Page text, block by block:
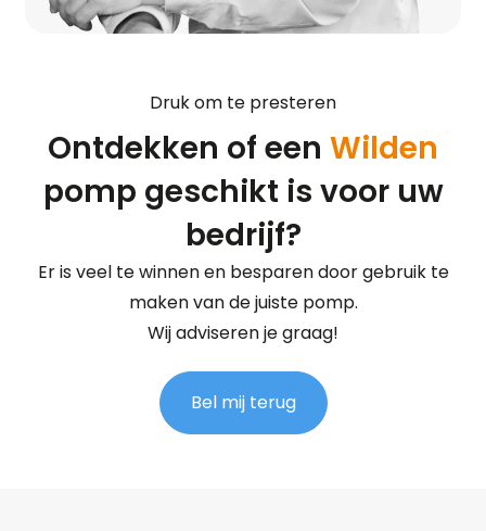
Druk om te presteren
Ontdekken of een Wilden
pomp geschikt is voor uw
bedrijf?
Er is veel te winnen en besparen door gebruik te
maken van de juiste pomp.
Wij adviseren je graag!
Bel mij terug